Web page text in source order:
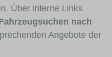
Über interne Links
nach
Angebote der